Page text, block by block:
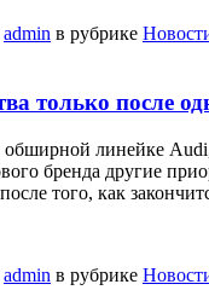
admin в рубрике
только после
линейке
бренда другие
того, как
admin в рубрике